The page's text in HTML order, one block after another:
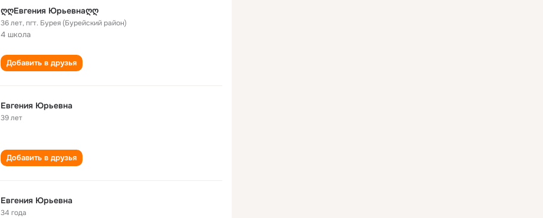
ღღЕвгения Юрьевнаღღ
36 лет,пгт. Бурея (Бурейский район)
4 школа
Добавить в друзья
Евгения Юрьевна
39 лет
Добавить в друзья
Евгения Юрьевна
34 года